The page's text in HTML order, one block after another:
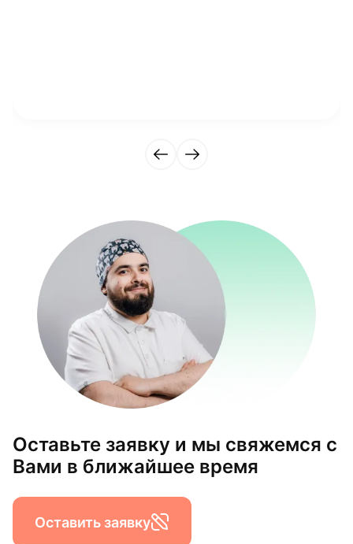
Оставьте заявку и мы свяжемся с
Вами в ближайшее время
Оставить заявку